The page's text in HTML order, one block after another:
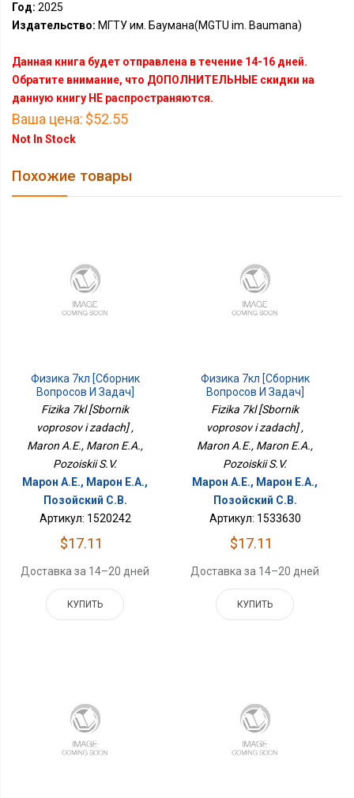
Год: 2025
Издательство: МГТУ им. Баумана(MGTU im. Baumana)
Данная книга будет отправлена в течение 14-16 дней.
Обратите внимание, что ДОПОЛНИТЕЛЬНЫЕ скидки на
данную книгу НЕ распространяются.
Ваша цена: $52.55
Not In Stock
Похожие товары
Физика 7кл [Сборник
Вопросов И Задач]
Fizika 7kl [Sbornik
voprosov i zadach] ,
Maron A.E., Maron E.A.,
Pozoiskii S.V.
Марон А.Е., Марон Е.А.,
Позойский С.В.
Артикул: 1520242
$17.11
Доставка за 14–20 дней
КУПИТЬ
Физика 7кл [Сборник
Вопросов И Задач]
Fizika 7kl [Sbornik
voprosov i zadach] ,
Maron A.E., Maron E.A.,
Pozoiskii S.V.
Марон А.Е., Марон Е.А.,
Позойский С.В.
Артикул: 1533630
$17.11
Доставка за 14–20 дней
КУПИТЬ